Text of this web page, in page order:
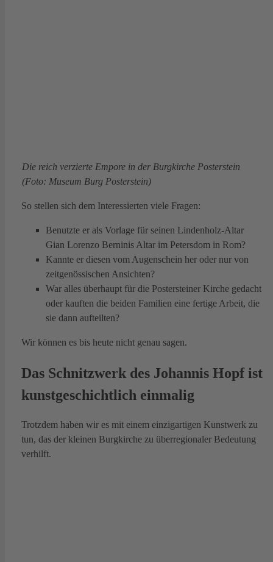
Die reich verzierte Empore in der Burgkirche Posterstein
(Foto: Museum Burg Posterstein)
So stellen sich dem Interessierten viele Fragen:
Benutzte er als Vorlage für seinen Lindenholz-Altar
Gian Lorenzo Berninis Altar im Petersdom in Rom?
Kannte er diesen vom Augenschein her oder nur von
zeitgenössischen Ansichten?
War alles überhaupt für die Postersteiner Kirche gedacht
oder kauften die beiden Familien eine fertige Arbeit, die
sie dann aufteilten?
Wir können es bis heute nicht genau sagen.
Das Schnitzwerk des Johannis Hopf ist
kunstgeschichtlich einmalig
Trotzdem haben wir es mit einem einzigartigen Kunstwerk zu
tun, das der kleinen Burgkirche zu überregionaler Bedeutung
verhilft.